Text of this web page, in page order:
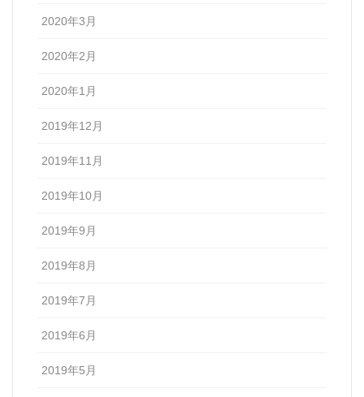
2020年3月
2020年2月
2020年1月
2019年12月
2019年11月
2019年10月
2019年9月
2019年8月
2019年7月
2019年6月
2019年5月